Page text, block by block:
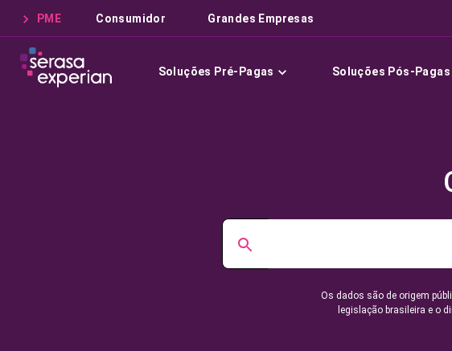
PME Consumidor Grandes Empresas
Soluções Pré-Pagas Soluções Pós-Pagas
Os dados são de origem
legislação brasileira e o